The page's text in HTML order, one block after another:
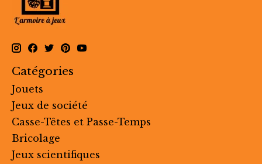
Catégories
Jouets
Jeux de société
Casse-Têtes et Passe-Temps
Bricolage
Jeux scientifiques